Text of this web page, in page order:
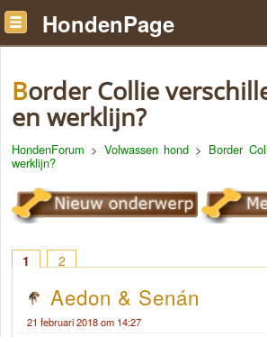
HondenPage
Border Collie verschillen show-
en werklijn?
HondenForum > Volwassen hond > Border
werklijn?
1 2
Aedon & Senán
21 februari 2018 om 14:27